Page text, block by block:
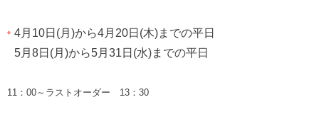
4月10日(月)から4月20日(木)までの平日
5月8日(月)から5月31日(水)までの平日
11：00～ラストオーダー 13：30